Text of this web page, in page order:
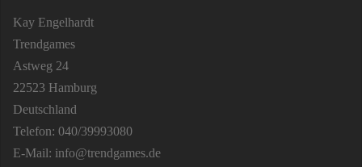
Kay Engelhardt
Trendgames
Astweg 24
22523 Hamburg
Deutschland
Telefon: 040/39993080
E-Mail: info@trendgames.de